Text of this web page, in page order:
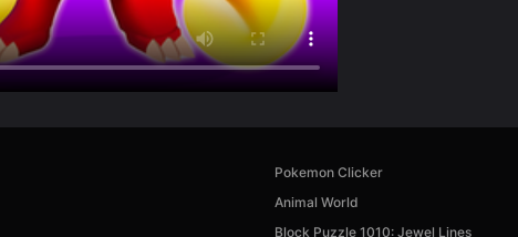
Pokemon Clicker
Animal World
Block Puzzle 1010: Jewel Lines